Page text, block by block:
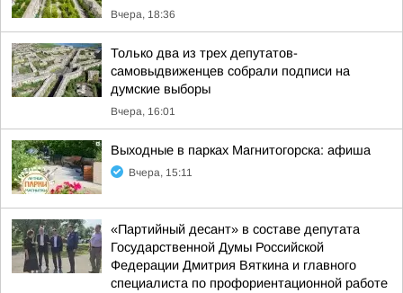
Вчера, 18:36
Только два из трех депутатов-
самовыдвиженцев собрали подписи на
думские выборы
Вчера, 16:01
Выходные в парках Магнитогорска: афиша
Вчера, 15:11
«Партийный десант» в составе депутата
Государственной Думы Российской
Федерации Дмитрия Вяткина и главного
специалиста по профориентационной работе